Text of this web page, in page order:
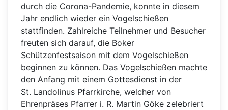
durch die Corona-Pandemie, konnte in diesem
Jahr endlich wieder ein Vogelschießen
stattfinden. Zahlreiche Teilnehmer und Besucher
freuten sich darauf, die Boker
Schützenfestsaison mit dem Vogelschießen
beginnen zu können. Das Vogelschießen machte
den Anfang mit einem Gottesdienst in der
St. Landolinus Pfarrkirche, welcher von
Ehrenpräses Pfarrer i. R. Martin Göke zelebriert